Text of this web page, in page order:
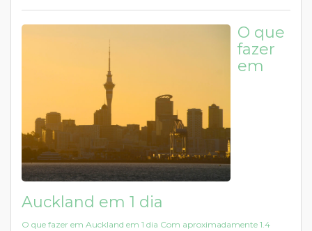
O que
fazer
em
Auckland em 1 dia
O que fazer em Auckland em 1 dia Com aproximadamente 1.4